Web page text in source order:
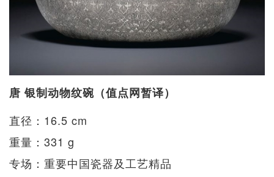
唐 银制动物纹碗（值点网暂译）
直径：16.5 cm
重量：331 g
专场：重要中国瓷器及工艺精品